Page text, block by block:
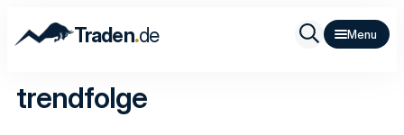
Traden.de
trendfolge